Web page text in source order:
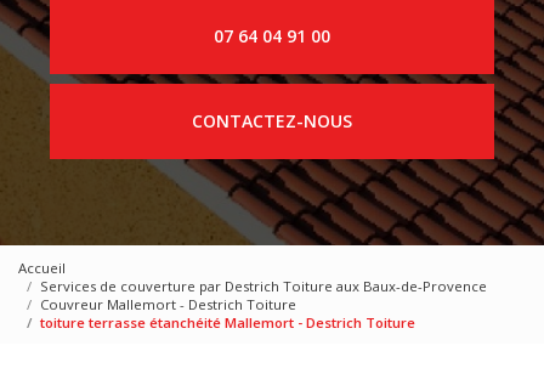
07 64 04 91 00
CONTACTEZ-NOUS
Accueil
Services de couverture par Destrich Toiture aux Baux-de-Provence
Couvreur Mallemort - Destrich Toiture
toiture terrasse étanchéité Mallemort - Destrich Toiture